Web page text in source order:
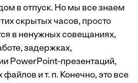
в отпуск. Но мы все знаем
скрытых часов, просто
в ненужных совещаниях,
задержках,
PowerPoint-презентаций,
и т. п. Конечно, это все